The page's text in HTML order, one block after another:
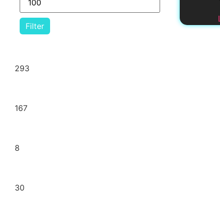
Filter
293
167
8
30